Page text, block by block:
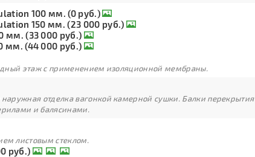
100 мм. (0 руб.)
150 мм. (23 000 руб.)
мм. (33 000 руб.)
мм. (44 000 руб.)
этаж с применением изоляционной мембраны.
отделка вагонкой камерной сушки. Балки перекрытия
и балясинами.
листовым стеклом.
руб.)